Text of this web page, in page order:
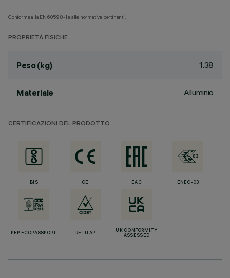
Conforme alla EN60598-1 e alle normative pertinenti.
PROPRIETÀ FISICHE
Peso (kg) 1.38
Materiale Alluminio
CERTIFICAZIONI DEL PRODOTTO
BIS CE EAC ENEC-03
PEP ECOPASSPORT RETILAP
UK CONFORMITY
ASSESSED